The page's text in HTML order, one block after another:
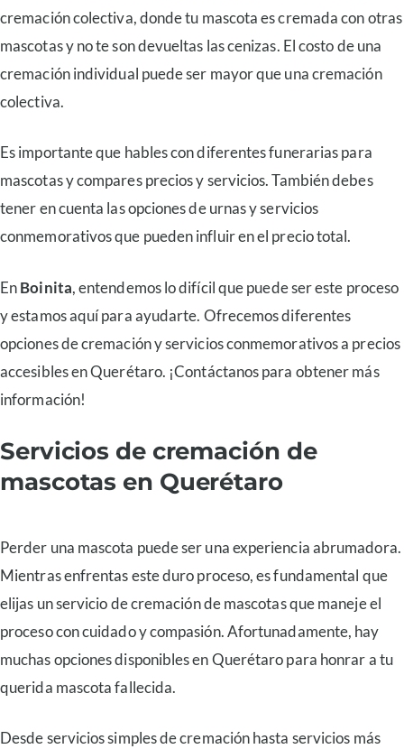
cremación colectiva, donde tu mascota es cremada con otras
mascotas y no te son devueltas las cenizas. El costo de una
cremación individual puede ser mayor que una cremación
colectiva.
Es importante que hables con diferentes funerarias para
mascotas y compares precios y servicios. También debes
tener en cuenta las opciones de urnas y servicios
conmemorativos que pueden influir en el precio total.
EnBoinita, entendemos lo difícil que puede ser este proceso
y estamos aquí para ayudarte. Ofrecemos diferentes
opciones de cremación y servicios conmemorativos a precios
accesibles en Querétaro. ¡Contáctanos para obtener más
información!
Servicios de cremación de
mascotas en Querétaro
Perder una mascota puede ser una experiencia abrumadora.
Mientras enfrentas este duro proceso, es fundamental que
elijas un servicio de cremación de mascotas que maneje el
proceso con cuidado y compasión. Afortunadamente, hay
muchas opciones disponibles en Querétaro para honrar a tu
querida mascota fallecida.
Desde servicios simples de cremación hasta servicios más